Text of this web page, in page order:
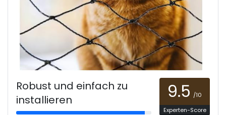
Robust und einfach zu
installieren
9.5 /10
Experten-Score